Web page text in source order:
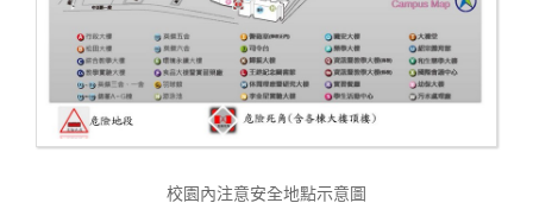
校園內注意安全地點示意圖